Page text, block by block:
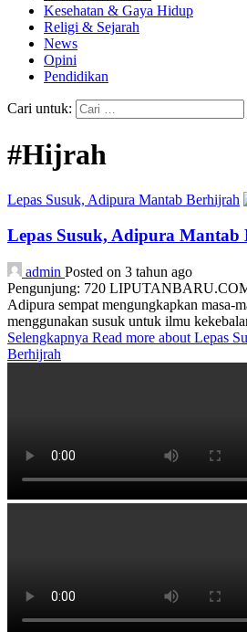
Kesehatan & Gaya Hidup
Religi & Sejarah
News
Opini
Pendidikan
Cari untuk:
#Hijrah
Lepas Susuk, Adipura Mantab Berhijrah
Lepas Susuk, Adipura Mantab
admin Posted on 3 tahun ago
Pengunjung: 720
Adipura sempat mengungkapkan masa-
menggunakan susuk untuk ilmu
Selengkapnya Read more about Lepas
Berhijrah